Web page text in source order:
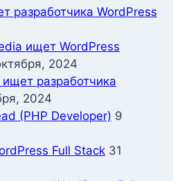
разработчика WordPress
ищет WordPress
2024
разработчика
2024
(PHP Developer) 9
Full Stack 31